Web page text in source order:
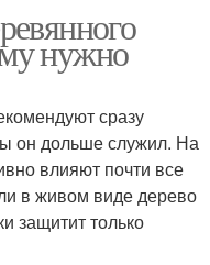
нужно
сразу
он дольше служил. На
влияют почти все
в живом виде дерево
защитит только